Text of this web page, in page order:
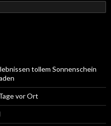
tollem Sonnenschein
vor Ort